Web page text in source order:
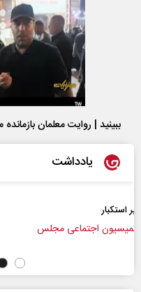
ببینید | روایت معلمان
یادداشت
از
رضا